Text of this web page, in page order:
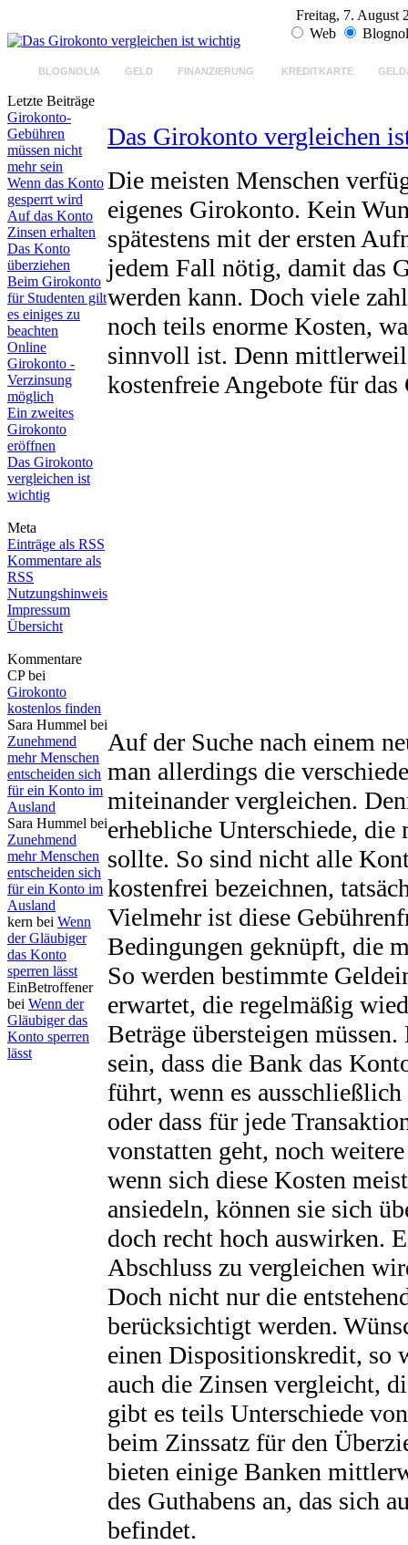
Freitag, 7. August
Web
BLOGNOLIA GELD FINANZIERUNG KREDITKARTE
Letzte Beiträge
Girokonto-
Gebühren
müssen nicht
mehr sein
Wenn das Konto
gesperrt wird
Auf das Konto
Zinsen erhalten
Das Konto
überziehen
Beim Girokonto
für Studenten gilt
es einiges zu
beachten
Online
Girokonto -
Verzinsung
möglich
Ein zweites
Girokonto
eröffnen
Das Girokonto
vergleichen ist
wichtig
Meta
Einträge als RSS
Kommentare als
RSS
Nutzungshinweis
Impressum
Übersicht
Kommentare
CP bei
Girokonto
kostenlos finden
Sara Hummel bei
Zunehmend
mehr Menschen
entscheiden sich
für ein Konto im
Ausland
Sara Hummel bei
Zunehmend
mehr Menschen
entscheiden sich
für ein Konto im
Ausland
kern bei Wenn
der Gläubiger
das Konto
sperren lässt
EinBetroffener
bei Wenn der
Gläubiger das
Konto sperren
lässt
Das Girokonto vergleichen
Die meisten Menschen
eigenes Girokonto. Kein
spätestens mit der ersten
jedem Fall nötig, damit das
werden kann. Doch viele
noch teils enorme Kosten,
sinnvoll ist. Denn
kostenfreie Angebote für
Auf der Suche nach einem
man allerdings die
miteinander vergleichen.
erhebliche Unterschiede, die
sollte. So sind nicht alle
kostenfrei bezeichnen,
Vielmehr ist diese
Bedingungen geknüpft, die
So werden bestimmte
erwartet, die regelmäßig
Beträge übersteigen müssen.
sein, dass die Bank das
führt, wenn es
oder dass für jede
vonstatten geht, noch
wenn sich diese Kosten
ansiedeln, können sie sich
doch recht hoch auswirken.
Abschluss zu vergleichen
Doch nicht nur die
berücksichtigt werden.
einen Dispositionskredit, so
auch die Zinsen vergleicht,
gibt es teils Unterschiede
beim Zinssatz für den
bieten einige Banken
des Guthabens an, das sich
befindet.